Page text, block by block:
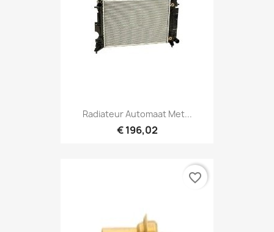
Radiateur Automaat Met...
€ 196,02
favorite_border